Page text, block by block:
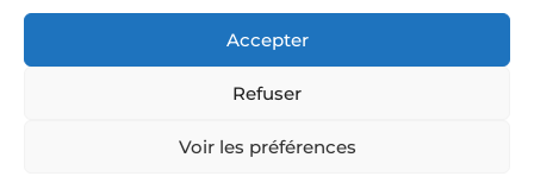
Accepter
Refuser
Voir les préférences
Envi © 2026. Tous droits réservés.
Mentions légales
Politique de confidentialité